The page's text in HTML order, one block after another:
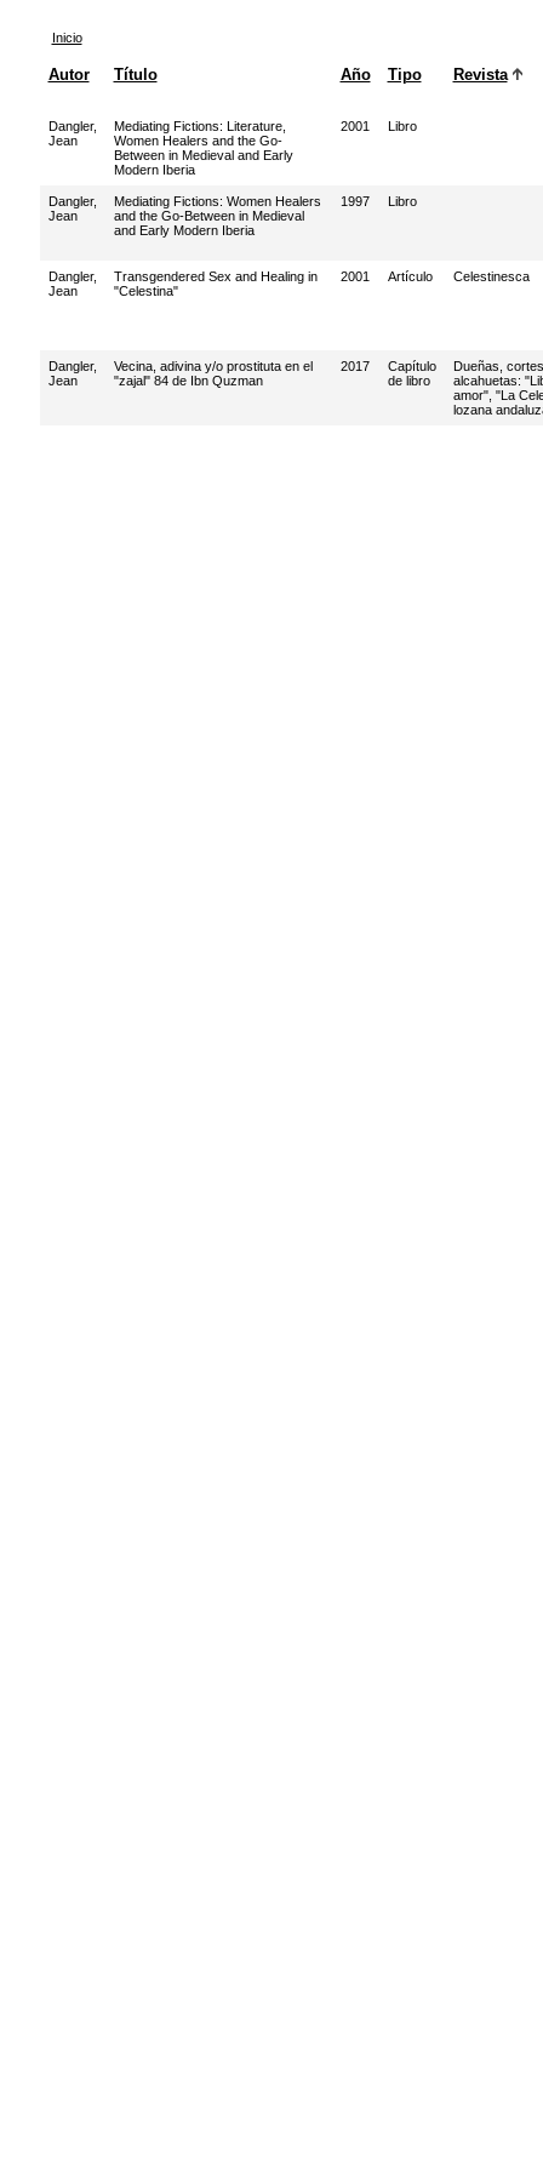
Inicio
Autor Título Año Tipo Revista
Dangler,
Jean
Mediating Fictions: Literature,
Women Healers and the Go-
Between in Medieval and Early
Modern Iberia
2001 Libro
Dangler,
Jean
Mediating Fictions: Women Healers
and the Go-Between in Medieval
and Early Modern Iberia
1997 Libro
Dangler,
Jean
Transgendered Sex and Healing in
"Celestina"
2001 Artículo Celestinesca
Dangler,
Jean
Vecina, adivina y/o prostituta en el
"zajal" 84 de Ibn Quzman
2017
Capítulo
de libro
Dueñas,
alcahuetas:
amor", "La
lozana